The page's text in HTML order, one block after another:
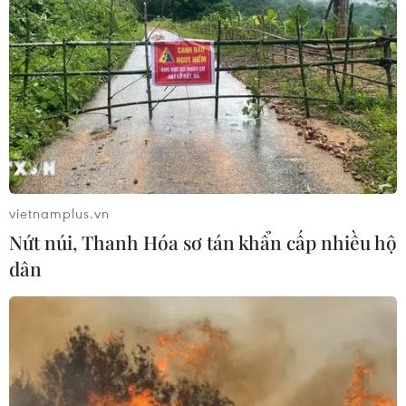
khu vực Bắc Bộ và Thanh Hóa
06/08/2026 03:47
Xem thêm
CƠ QUAN CHỦ QUẢN: THÔNG TẤN XÃ VIỆT NAM
Phó Tổng Biên tập: NGUYỄN THỊ TÁM, KHÚC THANH
Sở hữu trí tuệ
Quy định sử dụng
vietnamplus.vn
Nứt núi, Thanh Hóa sơ tán khẩn cấp nhiều hộ
dân